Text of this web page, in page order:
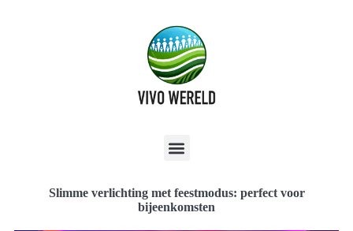
Slimme verlichting met feestmodus: perfect voor
bijeenkomsten